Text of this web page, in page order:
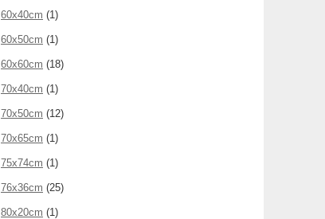
60x40cm (1)
60x50cm (1)
60x60cm (18)
70x40cm (1)
70x50cm (12)
70x65cm (1)
75x74cm (1)
76x36cm (25)
80x20cm (1)